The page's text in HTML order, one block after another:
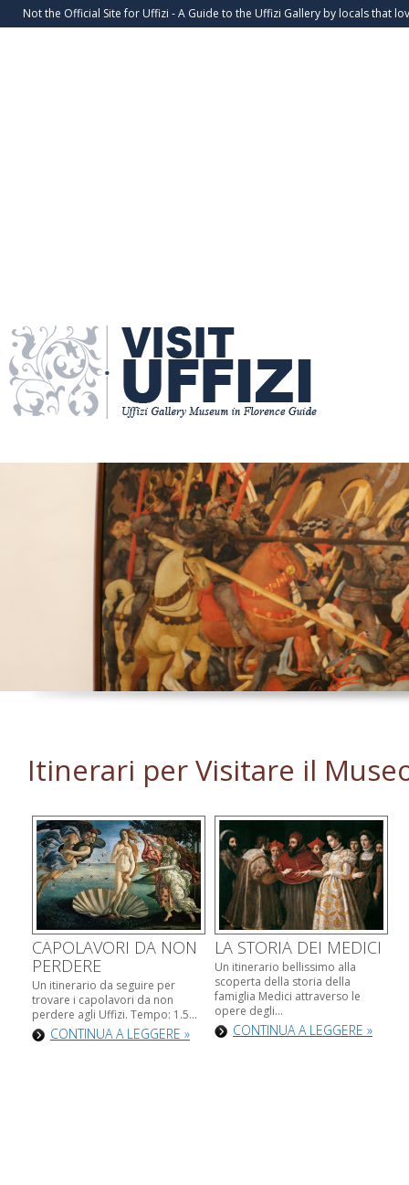
Not the Official Site for Uffizi - A Guide to the Uffizi Gallery by locals that
Itinerari per Visitare il
CAPOLAVORI DA NON
PERDERE
Un itinerario da seguire per
trovare i capolavori da non
perdere agli Uffizi. Tempo: 1.5...
CONTINUA A LEGGERE »
LA STORIA DEI MEDICI
Un itinerario bellissimo alla
scoperta della storia della
famiglia Medici attraverso le
opere degli...
CONTINUA A LEGGERE »